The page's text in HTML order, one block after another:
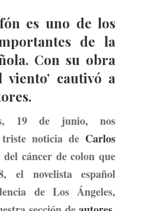
es uno de los
de la
Con su obra
viento’ cautivó a
19 de junio, nos
noticia de Carlos
del cáncer de colon que
el novelista español
de Los Ángeles,